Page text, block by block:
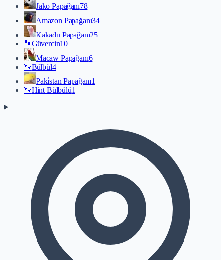
Jako Papağanı78
Amazon Papağanı34
Kakadu Papağanı25
🐾Güvercin10
Macaw Papağanı6
🐾Bülbül4
Paki̇stan Papağanı1
🐾Hint Bülbülü1